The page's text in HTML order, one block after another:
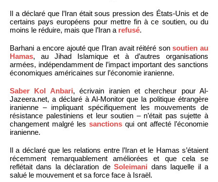
Il a déclaré que l’Iran était sous pression des États-Unis et de
certains pays européens pour mettre fin à ce soutien, ou du
moins le réduire, mais que l’Iran a refusé.
Barhani a encore ajouté que l’Iran avait réitéré sonsoutien au
Hamas, au Jihad Islamique et à d’autres organisations
armées, indépendamment de l’impact important des sanctions
économiques américaines sur l’économie iranienne.
Saber Kol Anbari, écrivain iranien et chercheur pour Al-
Jazeera.net, a déclaré à Al-Monitor que la politique étrangère
iranienne – impliquant spécifiquement les mouvements de
résistance palestiniens et leur soutien – n’était pas sujette à
changement malgré les sanctions qui ont affecté l’économie
iranienne.
Il a déclaré que les relations entre l’Iran et le Hamas s’étaient
récemment remarquablement améliorées et que cela se
reflétait dans la déclaration deSoleimani dans laquelle il a
salué le mouvement et sa force face à Israël.